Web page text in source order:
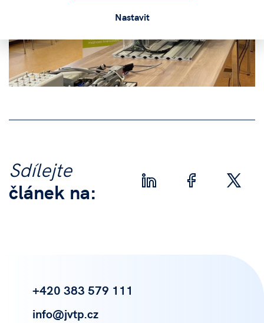
Nastavit
Sdílejte
článek na:
+420 383 579 111
info@jvtp.cz